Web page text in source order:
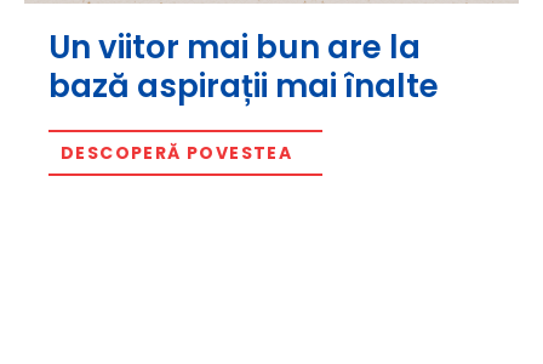
Un viitor mai bun are la
bază aspirații mai înalte
DESCOPERĂ POVESTEA